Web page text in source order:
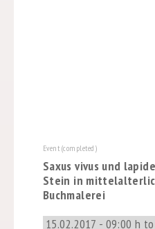
Event (completed)
Saxus vivus und
Stein in
Buchmalerei
15.02.2017 - 09:00 h to